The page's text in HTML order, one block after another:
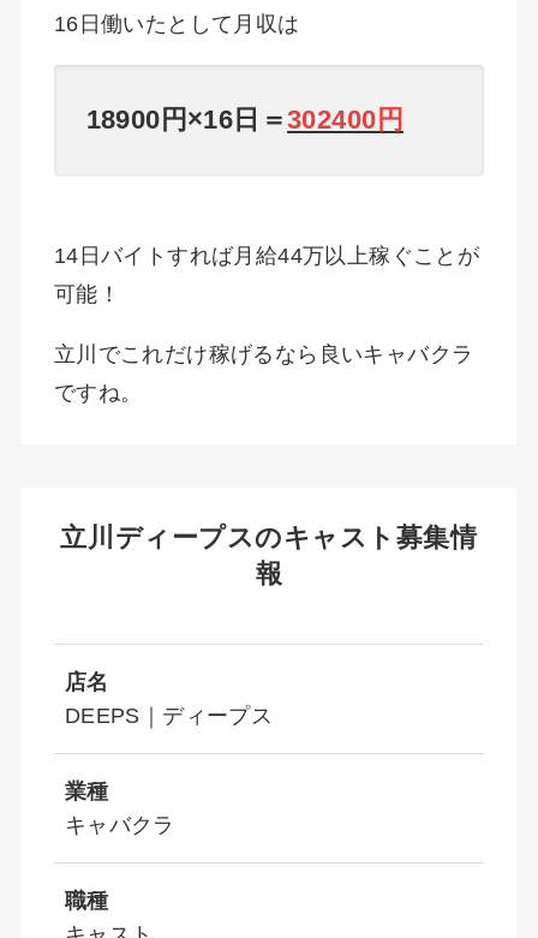
16日働いたとして月収は
18900円×16日＝302400円
14日バイトすれば月給44万以上稼ぐことが
可能！
立川でこれだけ稼げるなら良いキャバクラ
ですね。
立川ディープスのキャスト募集情
報
店名
DEEPS｜ディープス
業種
キャバクラ
職種